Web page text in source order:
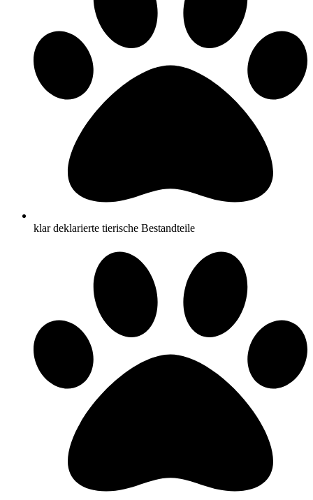
klar deklarierte tierische Bestandteile